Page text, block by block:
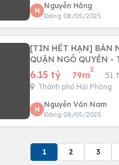
N
Nguyễn Hằng
Đăng 08/05/2025
[TIN HẾT HẠN] BÁN
QUẬN NGÔ QUYỀN -
6.15 tỷ · 79m
2
· 51
Thành phố Hải Phòng
N
Nguyễn Văn Nam
Đăng 08/05/2025
1 2 3